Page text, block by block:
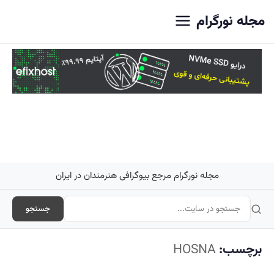
مجله نورگرام
مجله نورگرام مرجع بیوگرافی هنرمندان در ایران
جستجو
برچسب:HOSNA